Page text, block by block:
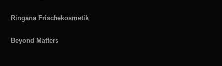
Ringana Frischekosmetik
Beyond Matters